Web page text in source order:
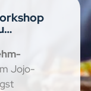
Jojo-